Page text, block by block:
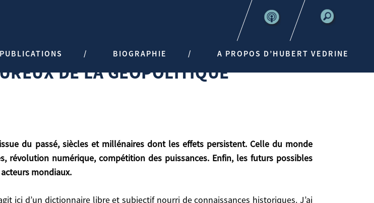
PUBLICATIONS BIOGRAPHIE A PROPOS D’HUBERT VEDRINE
DE LA GÉOPOLITIQUE
révolution numérique, compétition des puissances. Enfin, les futurs possibles
mondiaux.